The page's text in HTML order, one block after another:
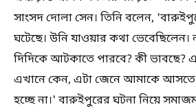
সাংসদ দোলা সেন। তিনি বলেন,
ঘটেছে। উনি যাওয়ার কথা
দিদিকে আটকাতে পারবে? কী ভাবছে?
এখানে কেন, এটা জেনে আমাকে আসতে
হচ্ছে না।' বারুইপুরের ঘটনা নিয়ে